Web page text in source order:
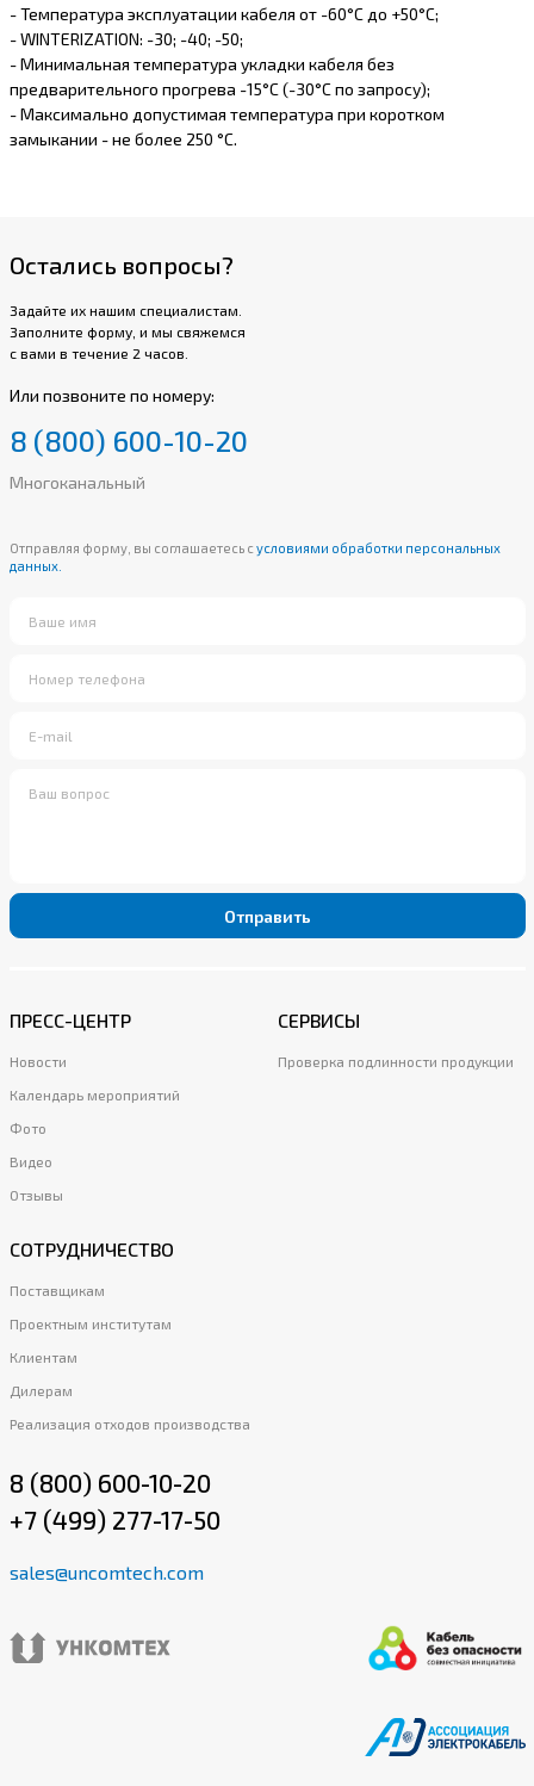
- Температура эксплуатации кабеля от -60°С до +50°С;
- WINTERIZATION: -30; -40; -50;
- Минимальная температура укладки кабеля без
предварительного прогрева -15°С (-30°С по запросу);
- Максимально допустимая температура при коротком
замыкании - не более 250 °С.
Остались вопросы?
Задайте их нашим специалистам.
Заполните форму, и мы свяжемся
с вами в течение 2 часов.
Или позвоните по номеру:
8 (800) 600-10-20
Многоканальный
Отправляя форму, вы соглашаетесь с условиями обработки персональных
данных.
Отправить
ПРЕСС-ЦЕНТР
Новости
Календарь мероприятий
Фото
Видео
Отзывы
СЕРВИСЫ
Проверка подлинности продукции
СОТРУДНИЧЕСТВО
Поставщикам
Проектным институтам
Клиентам
Дилерам
Реализация отходов производства
8 (800) 600-10-20
+7 (499) 277-17-50
sales@uncomtech.com